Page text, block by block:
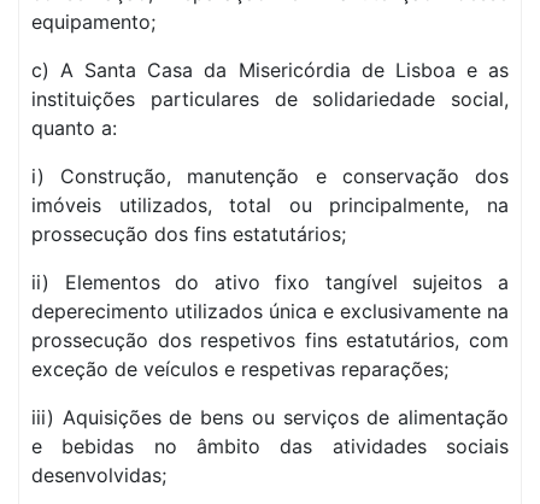
equipamento;
c) A Santa Casa da Misericórdia de Lisboa e as
instituições particulares de solidariedade social,
quanto a:
i) Construção, manutenção e conservação dos
imóveis utilizados, total ou principalmente, na
prossecução dos fins estatutários;
ii) Elementos do ativo fixo tangível sujeitos a
deperecimento utilizados única e exclusivamente na
prossecução dos respetivos fins estatutários, com
exceção de veículos e respetivas reparações;
iii) Aquisições de bens ou serviços de alimentação
e bebidas no âmbito das atividades sociais
desenvolvidas;